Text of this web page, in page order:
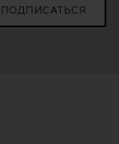
ПОДПИСАТЬСЯ